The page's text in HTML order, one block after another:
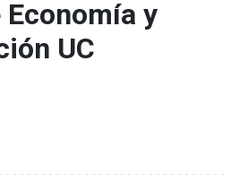
Economía y
UC